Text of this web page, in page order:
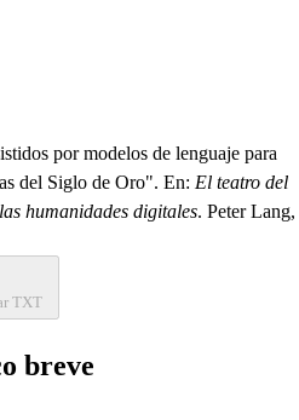
por modelos de lenguaje para
del Siglo de Oro". En: El teatro del
humanidades digitales. Peter Lang,
TXT
breve